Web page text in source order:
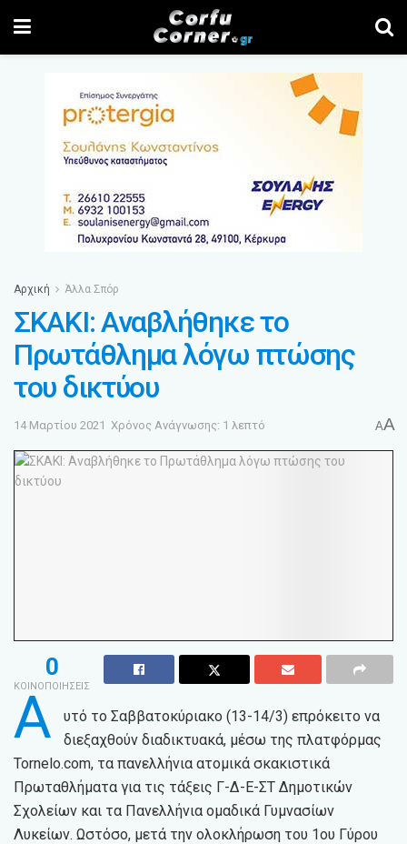
Αρχική Άλλα Σπόρ
ΣΚΑΚΙ: Αναβλήθηκε το
Πρωτάθλημα λόγω πτώσης
του δικτύου
14 Μαρτίου 2021 Χρόνος Ανάγνωσης: 1 λεπτό AA
0
ΚΟΙΝΟΠΟΙΗΣΕΙΣ
Α
υτό το Σαββατοκύριακο (13-14/3) επρόκειτο να
διεξαχθούν διαδικτυακά, μέσω της πλατφόρμας
Tornelo.com, τα πανελλήνια ατομικά σκακιστικά
Πρωταθλήματα για τις τάξεις Γ-Δ-Ε-ΣΤ Δημοτικών
Σχολείων και τα Πανελλήνια ομαδικά Γυμνασίων
Λυκείων. Ωστόσο, μετά την ολοκλήρωση του 1ου Γύρου